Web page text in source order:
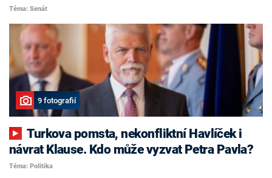
Téma: Senát
9 fotografií
Turkova pomsta, nekonfliktní Havlíček i
návrat Klause. Kdo může vyzvat Petra Pavla?
Téma: Politika